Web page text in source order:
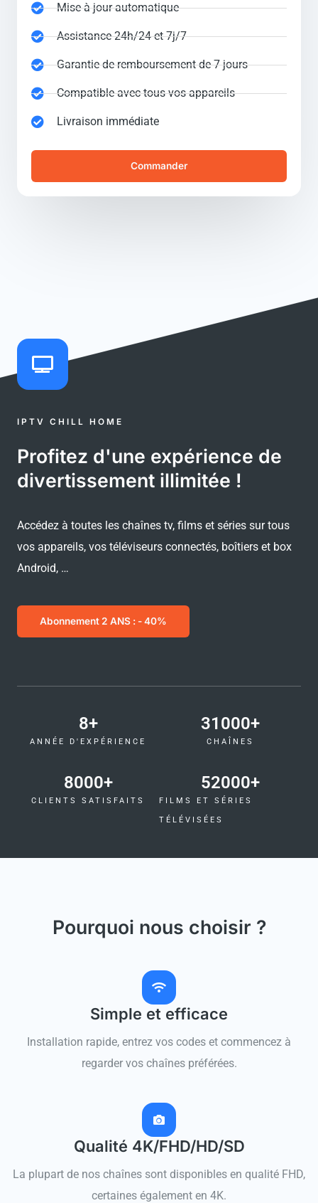
Mise à jour automatique
Assistance 24h/24 et 7j/7
Garantie de remboursement de 7 jours
Compatible avec tous vos appareils
Livraison immédiate
Commander
IPTV CHILL HOME
Profitez d'une expérience de
divertissement illimitée !
Accédez à toutes les chaînes tv, films et séries sur tous
vos appareils, vos téléviseurs connectés, boîtiers et box
Android, …
Abonnement 2 ANS : - 40%
ANNÉE D'EXPÉRIENCE
8+
CHAÎNES
31000+
CLIENTS SATISFAITS
8000+
FILMS ET SÉRIES
TÉLÉVISÉES
52000+
Pourquoi nous choisir ?
Simple et efficace
Installation rapide, entrez vos codes et commencez à
regarder vos chaînes préférées.
Qualité 4K/FHD/HD/SD
La plupart de nos chaînes sont disponibles en qualité FHD,
certaines également en 4K.